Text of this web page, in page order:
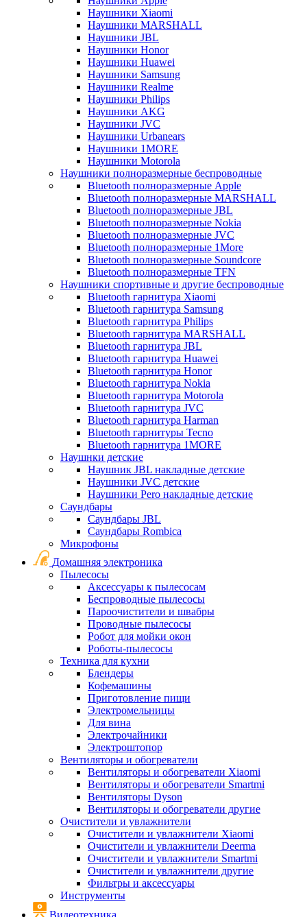
Наушники Xiaomi
Наушники MARSHALL
Наушники JBL
Наушники Honor
Наушники Huawei
Наушники Samsung
Наушники Realme
Наушники Philips
Наушники AKG
Наушники JVC
Наушники Urbanears
Наушники 1MORE
Наушники Motorola
Наушники полноразмерные беспроводные
Bluetooth полноразмерные Apple
Bluetooth полноразмерные MARSHALL
Bluetooth полноразмерные JBL
Bluetooth полноразмерные Nokia
Bluetooth полноразмерные JVC
Bluetooth полноразмерные 1More
Bluetooth полноразмерные Soundcore
Bluetooth полноразмерные TFN
Наушники спортивные и другие беспроводные
Bluetooth гарнитура Xiaomi
Bluetooth гарнитура Samsung
Bluetooth гарнитура Philips
Bluetooth гарнитура MARSHALL
Bluetooth гарнитура JBL
Bluetooth гарнитура Huawei
Bluetooth гарнитура Honor
Bluetooth гарнитура Nokia
Bluetooth гарнитура Motorola
Bluetooth гарнитура JVC
Bluetooth гарнитура Harman
Bluetooth гарнитуры Tecno
Bluetooth гарнитура 1MORE
Наушнки детские
Наушник JBL накладные детские
Наушники JVC детские
Наушники Pero накладные детские
Саундбары
Саундбары JBL
Саундбары Rombica
Микрофоны
Домашняя электроника
Пылесосы
Аксессуары к пылесосам
Беспроводные пылесосы
Пароочистители и швабры
Проводные пылесосы
Робот для мойки окон
Роботы-пылесосы
Техника для кухни
Блендеры
Кофемашины
Приготовление пищи
Электромельницы
Для вина
Электрочайники
Электроштопор
Вентиляторы и обогреватели
Вентиляторы и обогреватели Xiaomi
Вентиляторы и обогреватели Smartmi
Вентиляторы Dyson
Вентиляторы и обогреватели другие
Очистители и увлажнители
Очистители и увлажнители Xiaomi
Очистители и увлажнители Deerma
Очистители и увлажнители Smartmi
Очистители и увлажнители другие
Фильтры и аксессуары
Инструменты
Видеотехника